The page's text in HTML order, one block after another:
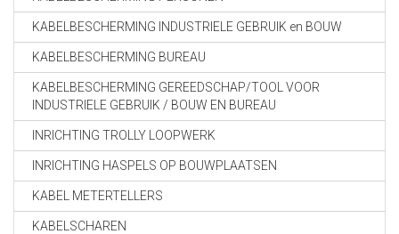
KABELBESCHERMING INDUSTRIELE GEBRUIK en BOUW
KABELBESCHERMING BUREAU
KABELBESCHERMING GEREEDSCHAP/TOOL VOOR
INDUSTRIELE GEBRUIK / BOUW EN BUREAU
INRICHTING TROLLY LOOPWERK
INRICHTING HASPELS OP BOUWPLAATSEN
KABEL METERTELLERS
KABELSCHAREN